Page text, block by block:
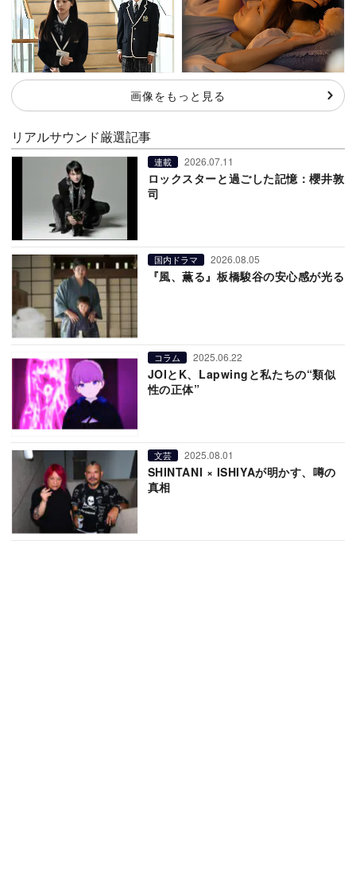
画像をもっと見る
リアルサウンド厳選記事
連載 2026.07.11
ロックスターと過ごした記憶：櫻井敦
司
国内ドラマ 2026.08.05
『風、薫る』板橋駿谷の安心感が光る
コラム 2025.06.22
JOIとK、Lapwingと私たちの“類似
性の正体”
文芸 2025.08.01
SHINTANI × ISHIYAが明かす、噂の
真相